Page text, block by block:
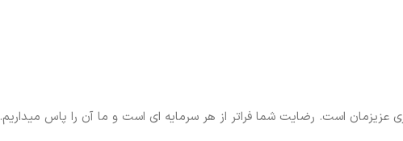
است. رضایت شما فراتر از هر سرمایه ای است و ما آن را پاس میداریم.